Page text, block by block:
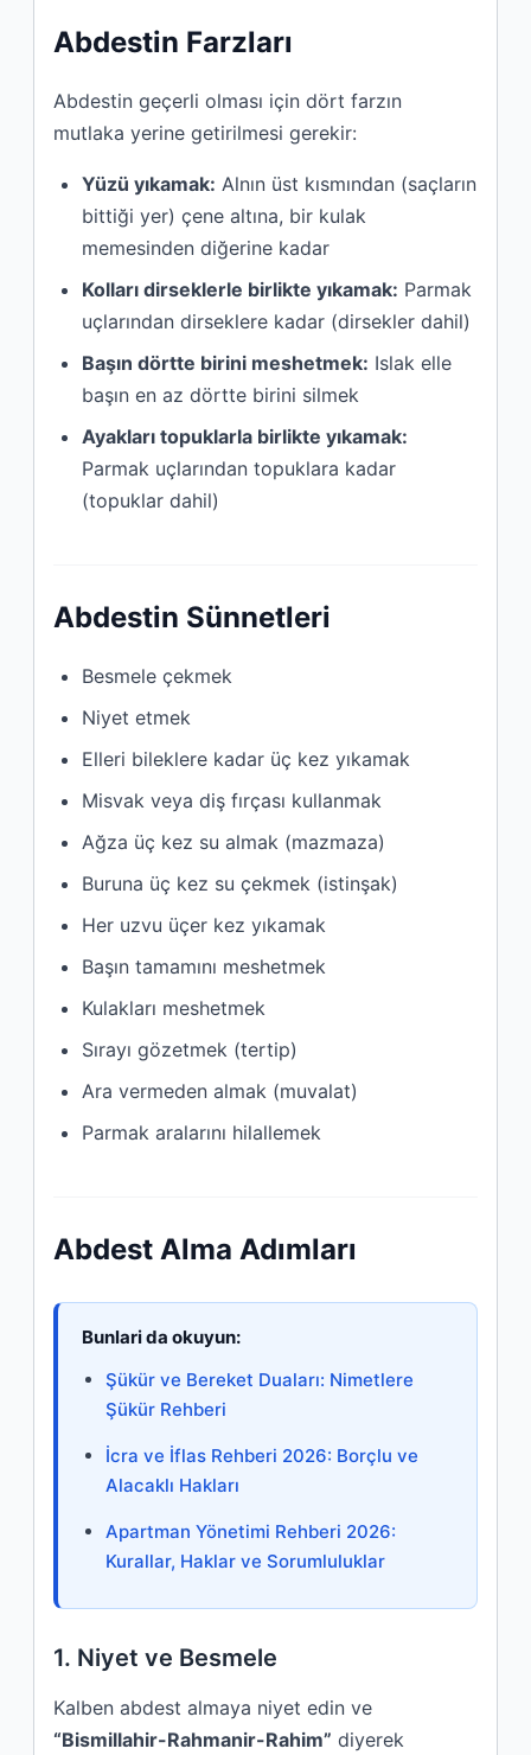
Abdestin Farzları
Abdestin geçerli olması için dört farzın
mutlaka yerine getirilmesi gerekir:
Yüzü yıkamak: Alnın üst kısmından (saçların
bittiği yer) çene altına, bir kulak
memesinden diğerine kadar
Kolları dirseklerle birlikte yıkamak: Parmak
uçlarından dirseklere kadar (dirsekler dahil)
Başın dörtte birini meshetmek: Islak elle
başın en az dörtte birini silmek
Ayakları topuklarla birlikte yıkamak:
Parmak uçlarından topuklara kadar
(topuklar dahil)
Abdestin Sünnetleri
Besmele çekmek
Niyet etmek
Elleri bileklere kadar üç kez yıkamak
Misvak veya diş fırçası kullanmak
Ağza üç kez su almak (mazmaza)
Buruna üç kez su çekmek (istinşak)
Her uzvu üçer kez yıkamak
Başın tamamını meshetmek
Kulakları meshetmek
Sırayı gözetmek (tertip)
Ara vermeden almak (muvalat)
Parmak aralarını hilallemek
Abdest Alma Adımları
Bunlari da okuyun:
Şükür ve Bereket Duaları: Nimetlere
Şükür Rehberi
İcra ve İflas Rehberi 2026: Borçlu ve
Alacaklı Hakları
Apartman Yönetimi Rehberi 2026:
Kurallar, Haklar ve Sorumluluklar
1. Niyet ve Besmele
Kalben abdest almaya niyet edin ve
“Bismillahir-Rahmanir-Rahim” diyerek